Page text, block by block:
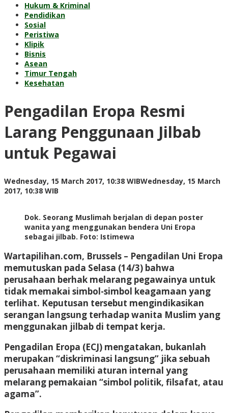
Hukum & Kriminal
Pendidikan
Sosial
Peristiwa
Klipik
Bisnis
Asean
Timur Tengah
Kesehatan
Pengadilan Eropa Resmi
Larang Penggunaan Jilbab
untuk Pegawai
Wednesday, 15 March 2017, 10:38 WIBWednesday, 15 March
2017, 10:38 WIB
Dok. Seorang Muslimah berjalan di depan poster
wanita yang menggunakan bendera Uni Eropa
sebagai jilbab. Foto: Istimewa
Wartapilihan.com, Brussels – Pengadilan Uni Eropa
memutuskan pada Selasa (14/3) bahwa
perusahaan berhak melarang pegawainya untuk
tidak memakai simbol-simbol keagamaan yang
terlihat. Keputusan tersebut mengindikasikan
serangan langsung terhadap wanita Muslim yang
menggunakan jilbab di tempat kerja.
Pengadilan Eropa (ECJ) mengatakan, bukanlah
merupakan “diskriminasi langsung” jika sebuah
perusahaan memiliki aturan internal yang
melarang pemakaian “simbol politik, filsafat, atau
agama”.